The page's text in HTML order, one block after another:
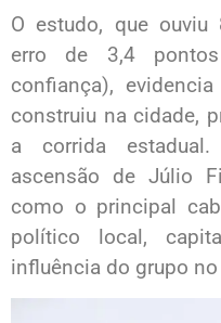
O estudo, que
erro de 3,4
confiança),
construiu na cidade,
a corrida estadual.
ascensão de Júlio
como o principal
político local,
influência do grupo